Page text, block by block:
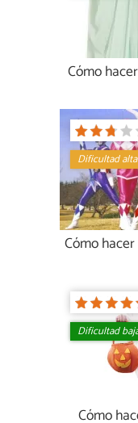
Cómo
Dificultad alta
Cómo
Dificultad
Cómo